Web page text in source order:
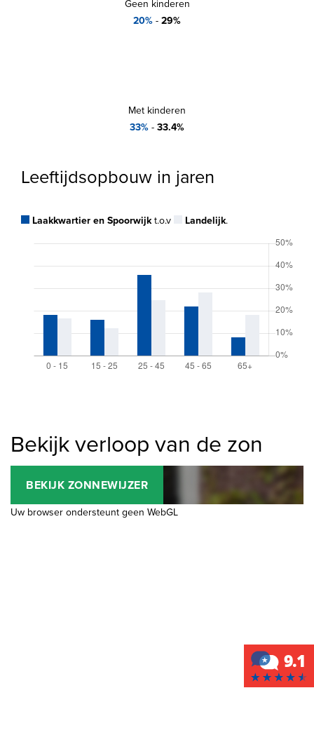
Geen kinderen
20% - 29%
Met kinderen
33% - 33.4%
Leeftijdsopbouw in jaren
Laakkwartier en Spoorwijkt.o.v Landelijk.
Bekijk verloop van de zon
BEKIJK ZONNEWIJZER
Uw browser ondersteunt geen WebGL